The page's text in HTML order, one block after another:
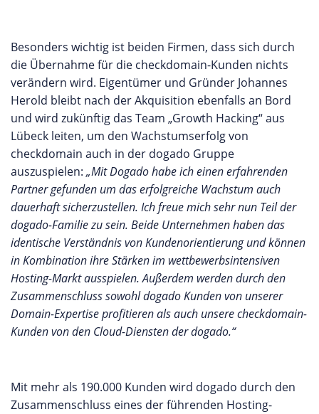
Besonders wichtig ist beiden Firmen, dass sich durch
die Übernahme für die checkdomain-Kunden nichts
verändern wird. Eigentümer und Gründer Johannes
Herold bleibt nach der Akquisition ebenfalls an Bord
und wird zukünftig das Team „Growth Hacking“ aus
Lübeck leiten, um den Wachstumserfolg von
checkdomain auch in der dogado Gruppe
auszuspielen: „Mit Dogado habe ich einen erfahrenden
Partner gefunden um das erfolgreiche Wachstum auch
dauerhaft sicherzustellen. Ich freue mich sehr nun Teil der
dogado-Familie zu sein. Beide Unternehmen haben das
identische Verständnis von Kundenorientierung und können
in Kombination ihre Stärken im wettbewerbsintensiven
Hosting-Markt ausspielen. Außerdem werden durch den
Zusammenschluss sowohl dogado Kunden von unserer
Domain-Expertise profitieren als auch unsere checkdomain-
Kunden von den Cloud-Diensten der dogado.“
Mit mehr als 190.000 Kunden wird dogado durch den
Zusammenschluss eines der führenden Hosting-